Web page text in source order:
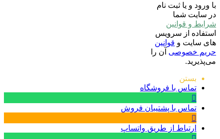
با ورود و یا ثبت نام
در سایت شما
شرایط و قوانین
استفاده از سرویس
های سایت و قوانین
حریم خصوصی آن را
می‌پذیرید.
بستن
تماس با فروشگاه
تماس با پشتیبان فروش
ارتباط از طریق واتساپ